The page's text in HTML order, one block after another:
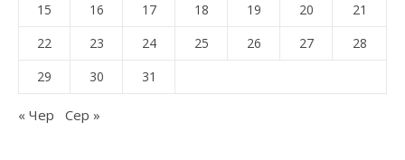
15
16 17 18 19 20
21
22
23 24 25 26 27
28
29
30 31
« Чер Сер »